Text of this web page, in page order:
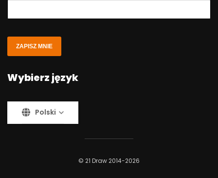
ZAPISZ MNIE
Wybierz język
Polski
© 21 Draw 2014-2026